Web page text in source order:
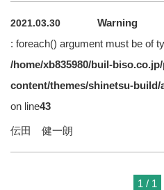
2021.03.30
Warning
: foreach() argument must be of
/home/xb835980/buil-
content/themes/shinetsu-build/
on line43
伝田 健一朗
1 / 1